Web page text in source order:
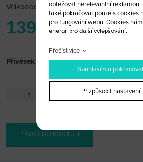
Velkoobchodní cena: po přihlášení
139 Kč
Přívěsek Lexus
PŘIDAT DO KOŠÍKU
obtěžovat nerelevantní reklamou.
také pokračovat pouze s cookies
pro fungování webu. Cookies
energii pro další vylepšování.
Přečíst více
Souhlasím a pokračovat
Přizpůsobit nastavení